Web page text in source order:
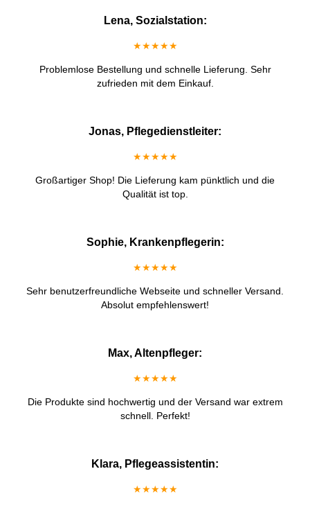
Lena, Sozialstation:
★★★★★
Problemlose Bestellung und schnelle Lieferung. Sehr
zufrieden mit dem Einkauf.
Jonas, Pflegedienstleiter:
★★★★★
Großartiger Shop! Die Lieferung kam pünktlich und die
Qualität ist top.
Sophie, Krankenpflegerin:
★★★★★
Sehr benutzerfreundliche Webseite und schneller Versand.
Absolut empfehlenswert!
Max, Altenpfleger:
★★★★★
Die Produkte sind hochwertig und der Versand war extrem
schnell. Perfekt!
Klara, Pflegeassistentin:
★★★★★